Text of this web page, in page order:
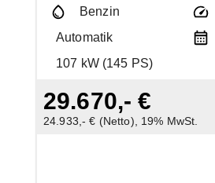
Benzin
Automatik
107 kW (145 PS)
29.670,- €
24.933,- € (Netto), 19% MwSt.